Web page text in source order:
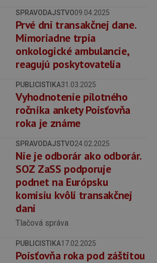
SPRAVODAJSTVO09.04.2025
Prvé dni transakčnej dane.
Mimoriadne trpia
onkologické ambulancie,
reagujú poskytovatelia
PUBLICISTIKA31.03.2025
Vyhodnotenie pilotného
ročníka ankety Poisťovňa
roka je známe
SPRAVODAJSTVO24.02.2025
Nie je odborár ako odborár.
SOZ ZaSS podporuje
podnet na Európsku
komisiu kvôli transakčnej
dani
Tlačová správa
PUBLICISTIKA17.02.2025
Poisťovňa roka pod záštitou